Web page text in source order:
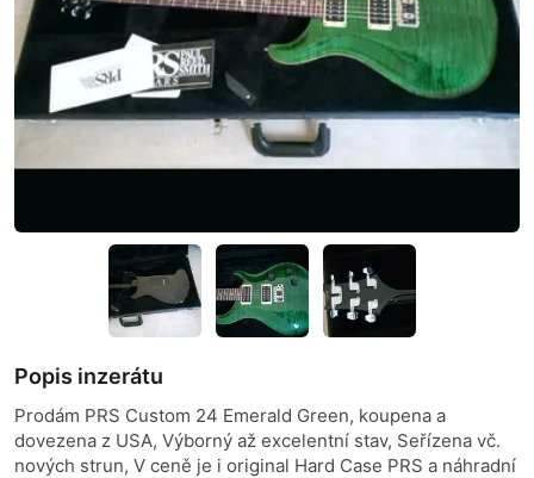
Popis inzerátu
Prodám PRS Custom 24 Emerald Green, koupena a
dovezena z USA, Výborný až excelentní stav, Seřízena vč.
nových strun, V ceně je i original Hard Case PRS a náhradní